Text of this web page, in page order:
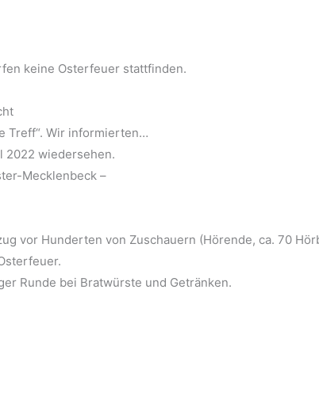
keine Osterfeuer stattfinden.
Treff“. Wir informierten…
2022 wiedersehen.
Mecklenbeck –
vor Hunderten von Zuschauern (Hörende, ca. 70
Runde bei Bratwürste und Getränken.